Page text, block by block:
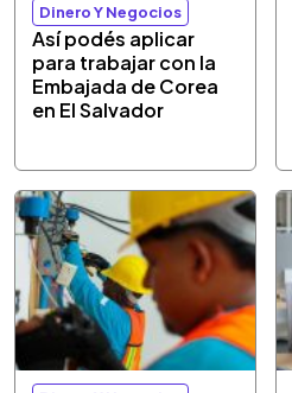
Dinero Y Negocios
Así podés aplicar
para trabajar con la
Embajada de Corea
en El Salvador